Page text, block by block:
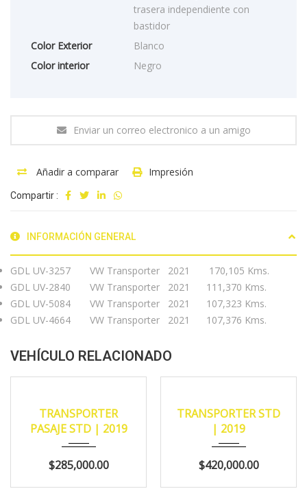
trasera independiente con
bastidor
Color Exterior
Blanco
Color interior
Negro
Enviar un correo electronico a un amigo
Añadir a comparar Impresión
Compartir :
INFORMACIÓN GENERAL
GDL UV-3257 VW Transporter 2021 170,105 Kms.
GDL UV-2840 VW Transporter 2021 111,370 Kms.
GDL UV-5084 VW Transporter 2021 107,323 Kms.
GDL UV-4664 VW Transporter 2021 107,376 Kms.
VEHÍCULO RELACIONADO
TRANSPORTER
PASAJE STD | 2019
$285,000.00
TRANSPORTER STD
| 2019
$420,000.00